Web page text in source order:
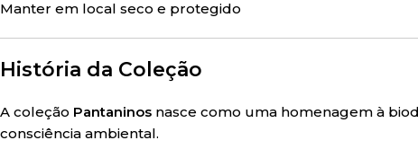
Manter em local seco e protegido
História da Coleção
A coleção Pantaninos nasce como uma homenagem à
consciência ambiental.